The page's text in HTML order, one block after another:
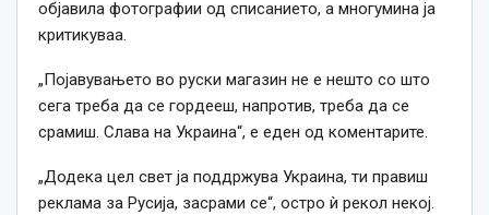
објавила фотографии од списанието, а многумина ја
критикуваа.
„Појавувањето во руски магазин не е нешто со што
сега треба да се гордееш, напротив, треба да се
срамиш. Слава на Украина“, е еден од коментарите.
„Додека цел свет ја поддржува Украина, ти правиш
реклама за Русија, засрами се“, остро ѝ рекол некој.